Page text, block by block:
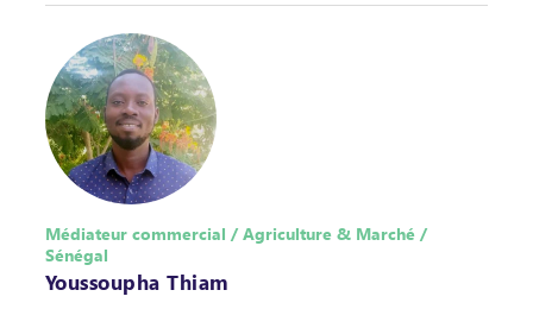
Médiateur commercial / Agriculture & Marché /
Sénégal
Youssoupha Thiam